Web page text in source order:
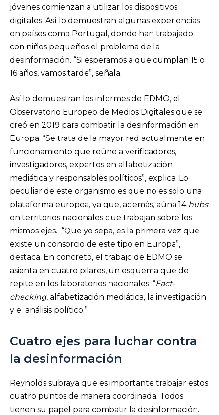
jóvenes comienzan a utilizar los dispositivos
digitales. Así lo demuestran algunas experiencias
en países como Portugal, donde han trabajado
con niños pequeños el problema de la
desinformación. “Si esperamos a que cumplan 15 o
16 años, vamos tarde”, señala.
Así lo demuestran los informes de EDMO, el
Observatorio Europeo de Medios Digitales que se
creó en 2019 para combatir la desinformación en
Europa. “Se trata de la mayor red actualmente en
funcionamiento que reúne a verificadores,
investigadores, expertos en alfabetización
mediática y responsables políticos”, explica. Lo
peculiar de este organismo es que no es solo una
plataforma europea, ya que, además, aúna 14 hubs
en territorios nacionales que trabajan sobre los
mismos ejes. “Que yo sepa, es la primera vez que
existe un consorcio de este tipo en Europa”,
destaca. En concreto, el trabajo de EDMO se
asienta en cuatro pilares, un esquema que de
repite en los laboratorios nacionales: “Fact-
checking, alfabetización mediática, la investigación
y el análisis político.”
Cuatro ejes para luchar contra
la desinformación
Reynolds subraya que es importante trabajar estos
cuatro puntos de manera coordinada. Todos
tienen su papel para combatir la desinformación.